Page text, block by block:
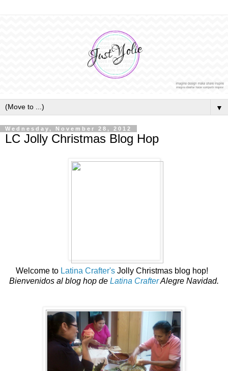
▼
Wednesday, November 28, 2012
LC Jolly Christmas Blog Hop
Welcome to Latina Crafter's Jolly Christmas blog hop!
Bienvenidos al blog hop de Latina CrafterAlegre Navidad.